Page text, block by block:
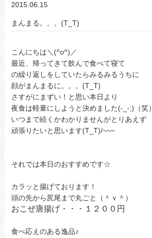
2015.06.15
まんまる。。。(T_T)
こんにちは＼(^o^)／
最近、帰ってきて飲んで食べて寝て
の繰り返しをしていたらみるみるうちに
顔がまんまるに。。。(T_T)
さすがにまずい！と思い本日より
夜食は軽量にしようと決めました(-_-;)（笑）
いつまで続くかわかりませんがとりあえず
頑張りたいと思います(T_T)/~~~
それでは本日のおすすめです☆
カラッと揚げております！
頭の先から尻尾まで丸ごと（＾ｖ＾）
おこぜ唐揚げ・・・１２００円
食べ応えのある逸品♪